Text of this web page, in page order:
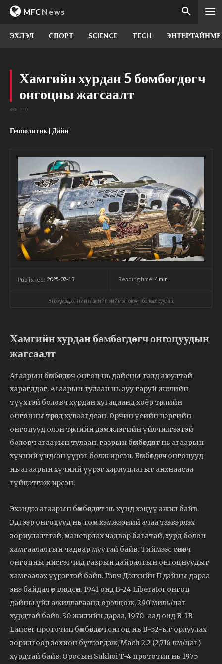
MFCNews
ЭХЛЭЛ СПОРТ SCIENCE TECH
Хамгийн хурдан 5 бөмбөгдөгч
онгоцны жагсаалт
210
Геополитик | Дайн
Published: 2025-07-13 Reading time: 4 min.
Энэхүү мэдээ, нийтлэлийг хиймэл оюун боловсруулав.
Хамгийн хурдан бөмбөгдөгч онгоцуудын
жагсаалт
Агаарын бөмбөгдөгч онгоц нь дайсны талд аюултай
харагддаг. Агаарын тулаан нь зуу гаруй жилийн
түүхтэй боловч хурдан хугацаанд хоёр төрлийн
онгоцны төрөлд хуваагдсан. Орчин үеийн цэргийн
онгоцууд олон төрлийн дэмжлэгийн үйлчилгээтэй
боловч агаарын тулаан, газрын бөмбөгдөлт нь агаарын
хүчний үндсэн үүрэг болж ирсэн. Бөмбөгдөгч онгоцууд
нь агаарын хүчний үүрэг хариуцлагыг анхнаасаа
гүйцэтгэж ирсэн.
Эхэндээ агаарын бөмбөгдөлт нь хүнд хэцүү ажил байв.
Эдгээр онгоцууд нь том хэмжээний ачаа тээвэрлэх
зориулалттай, маневрлах чадвар багатай, хурд болон
хамгаалалтын чадвар муутай байв. Тиймээс сөнөөгч
онгоцны нисгэгчид газрын дайралтын онгоцнуудыг
хамгаалах үүрэгтэй байв. Гэвч Дэлхийн II дайны дараа
энэ байдал өөрчлөгдсөн. 1941 онд B-24 Liberator онгоц
дайны үйл ажиллагаанд оролцож, 290 миль/цаг
хурдтай байв. 30 жилийн дараа, 1970-аад онд B-1B
Lancer прототип бөмбөгдөгч онгоц нь B-52-ыг орлуулах
зорилгоор зохион бүтээгдэж, Mach 2.2 (2,716 км/цаг)
хурдтай байв. Оросын Sukhoi T-4 прототип нь 1975